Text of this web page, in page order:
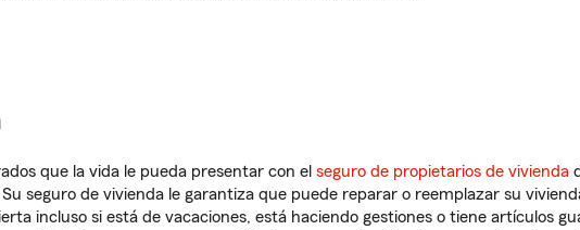
que la vida le pueda presentar con el seguro de propietarios de vivienda
Su seguro de vivienda le garantiza que puede reparar o reemplazar su
incluso si está de vacaciones, está haciendo gestiones o tiene artículos